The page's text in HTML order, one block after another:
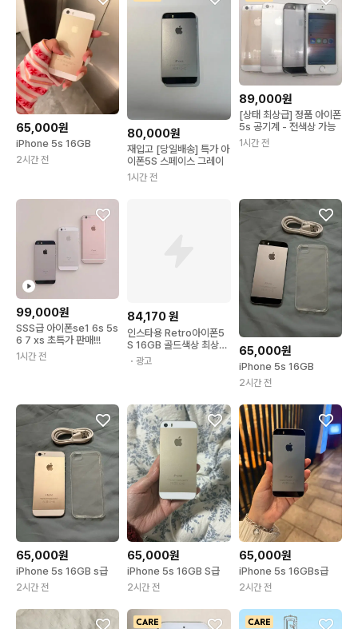
65,000원
iPhone 5s 16GB
2시간 전
80,000원
재입고 [당일배송] 특가 아
이폰5S 스페이스 그레이
1시간 전
89,000원
[상태 최상급] 정품 아이폰
5s 공기계 - 전색상 가능
1시간 전
99,000원
SSS급 아이폰se1 6s 5s
6 7 xs 초특가 판매!!!
1시간 전
84,170원
인스타용 Retro아이폰5
S 16GB 골드색상 최상위
등급 에어드롭 인스타 감
성 카메라 Retro_iPhon
・광고
65,000원
iPhone 5s 16GB
2시간 전
65,000원
iPhone 5s 16GB s급
2시간 전
65,000원
iPhone 5s 16GB S급
2시간 전
65,000원
iPhone 5s 16GBs급
2시간 전